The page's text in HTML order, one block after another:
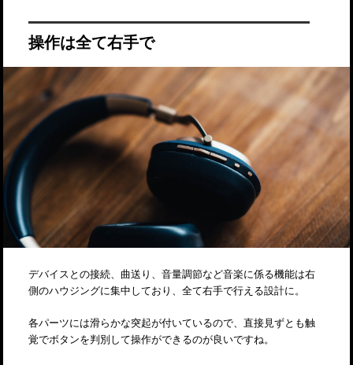
操作は全て右手で
デバイスとの接続、曲送り、音量調節など音楽に係る機能は右
側のハウジングに集中しており、全て右手で行える設計に。
各パーツには滑らかな突起が付いているので、直接見ずとも触
覚でボタンを判別して操作ができるのが良いですね。